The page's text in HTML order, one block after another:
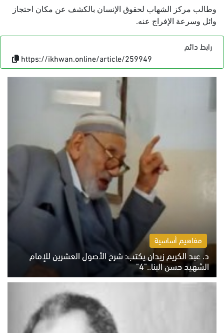
وطالب مركز الشهاب لحقوق الإنسان بالكشف عن مكان احتجاز
وائل وسرعة الإفراج عنه.
رابط دائم
https://ikhwan.online/article/259949
مفاهيم أساسية
د. عبد الكريم زيدان يكتب: شرح الأصول العشرين للإمام
الشهيد حسن البنا.."4"
الخميس 6 أغسطس 2026 10:27 ص